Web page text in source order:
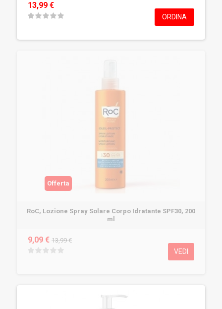
13,99 €
ORDINA
Offerta
RoC, Lozione Spray Solare Corpo Idratante SPF30, 200
ml
9,09 € 13,99 €
VEDI